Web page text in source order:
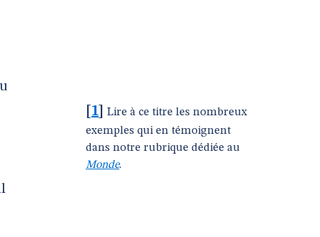
1
Lire à ce titre les nombreux
exemples qui en témoignent
dans notre rubrique dédiée au
Monde.